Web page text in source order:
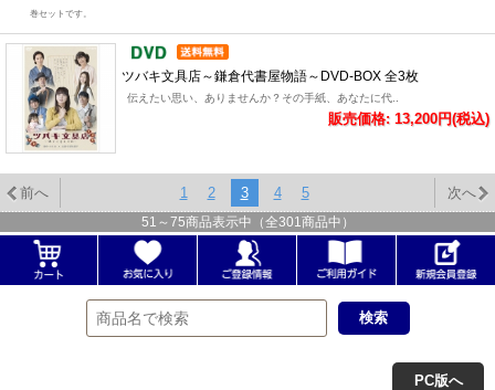
巻セットです。
ツバキ文具店～鎌倉代書屋物語～DVD-BOX 全3枚
伝えたい思い、ありませんか？その手紙、あなたに代..
販売価格: 13,200円(税込)
前へ 1 2 3 4 5 次へ
51 ～ 75商品表示中（全301 商品中）
PC版へ